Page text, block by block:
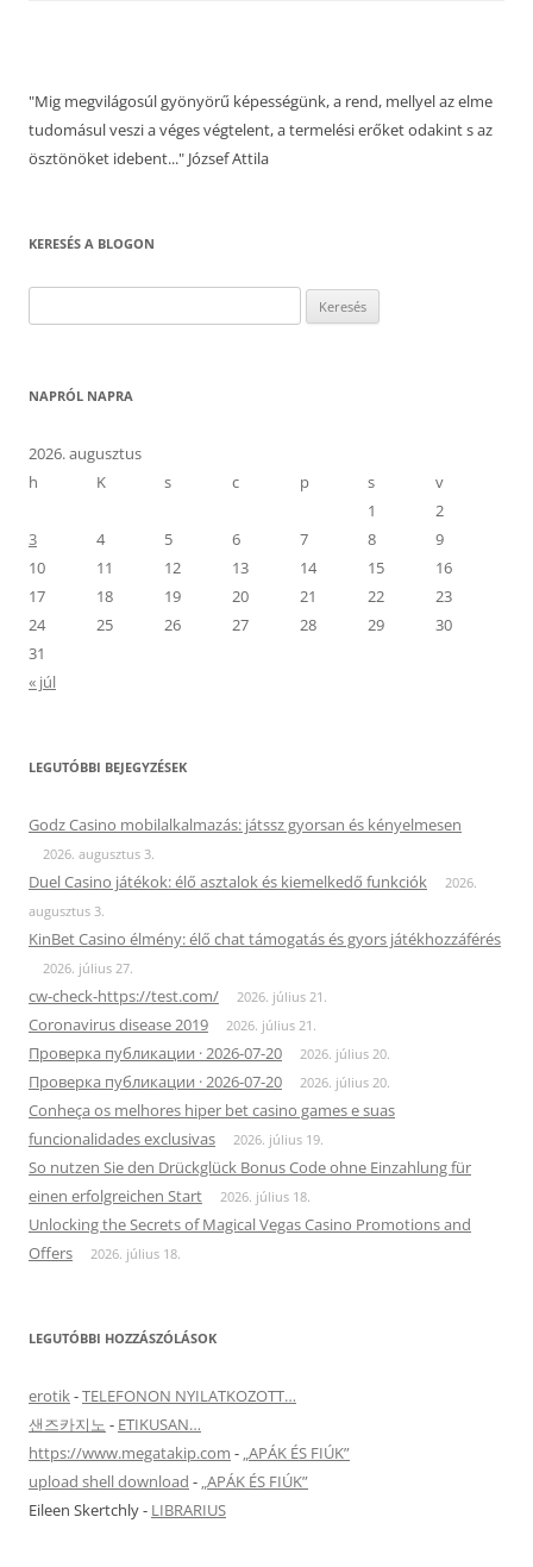
"Mig megvilágosúl gyönyörű képességünk, a rend, mellyel az elme
tudomásul veszi a véges végtelent, a termelési erőket odakint s az
ösztönöket idebent..." József Attila
KERESÉS A BLOGON
NAPRÓL NAPRA
2026. augusztus
h
K s c p s
v
1
2
3
4 5 6 7 8
9
10
11 12 13 14 15
16
17
18 19 20 21 22
23
24
25 26 27 28 29
30
31
« júl
LEGUTÓBBI BEJEGYZÉSEK
Godz Casino mobilalkalmazás: játssz gyorsan és kényelmesen
2026. augusztus 3.
Duel Casino játékok: élő asztalok és kiemelkedő funkciók
2026.
augusztus 3.
KinBet Casino élmény: élő chat támogatás és gyors játékhozzáférés
2026. július 27.
cw-check-https://test.com/ 2026. július 21.
Coronavirus disease 2019 2026. július 21.
Проверка публикации · 2026-07-20 2026. július 20.
Проверка публикации · 2026-07-20 2026. július 20.
Conheça os melhores hiper bet casino games e suas
funcionalidades exclusivas
2026. július 19.
So nutzen Sie den Drückglück Bonus Code ohne Einzahlung für
einen erfolgreichen Start
2026. július 18.
Unlocking the Secrets of Magical Vegas Casino Promotions and
Offers
2026. július 18.
LEGUTÓBBI HOZZÁSZÓLÁSOK
erotik-TELEFONON NYILATKOZOTT…
샌즈카지노 - ETIKUSAN…
https://www.megatakip.com - „APÁK ÉS FIÚK”
upload shell download - „APÁK ÉS FIÚK”
Eileen Skertchly- LIBRARIUS